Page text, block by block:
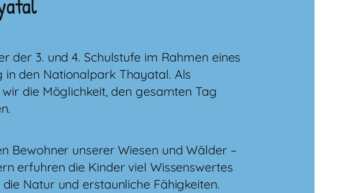
der 3. und 4. Schulstufe im Rahmen eines
den Nationalpark Thayatal. Als
die Möglichkeit, den gesamten Tag
Bewohner unserer Wiesen und Wälder –
erfuhren die Kinder viel Wissenswertes
Natur und erstaunliche Fähigkeiten.